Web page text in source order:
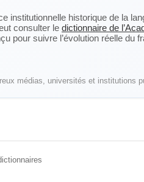
institutionnelle historique de la
consulter le dictionnaire de
pour suivre l’évolution réelle du
médias, universités et institutions